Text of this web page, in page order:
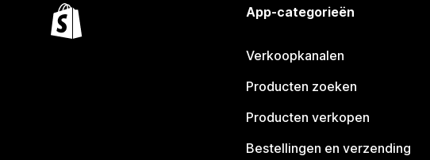
App-categorieën
Verkoopkanalen
Producten zoeken
Producten verkopen
Bestellingen en verzending